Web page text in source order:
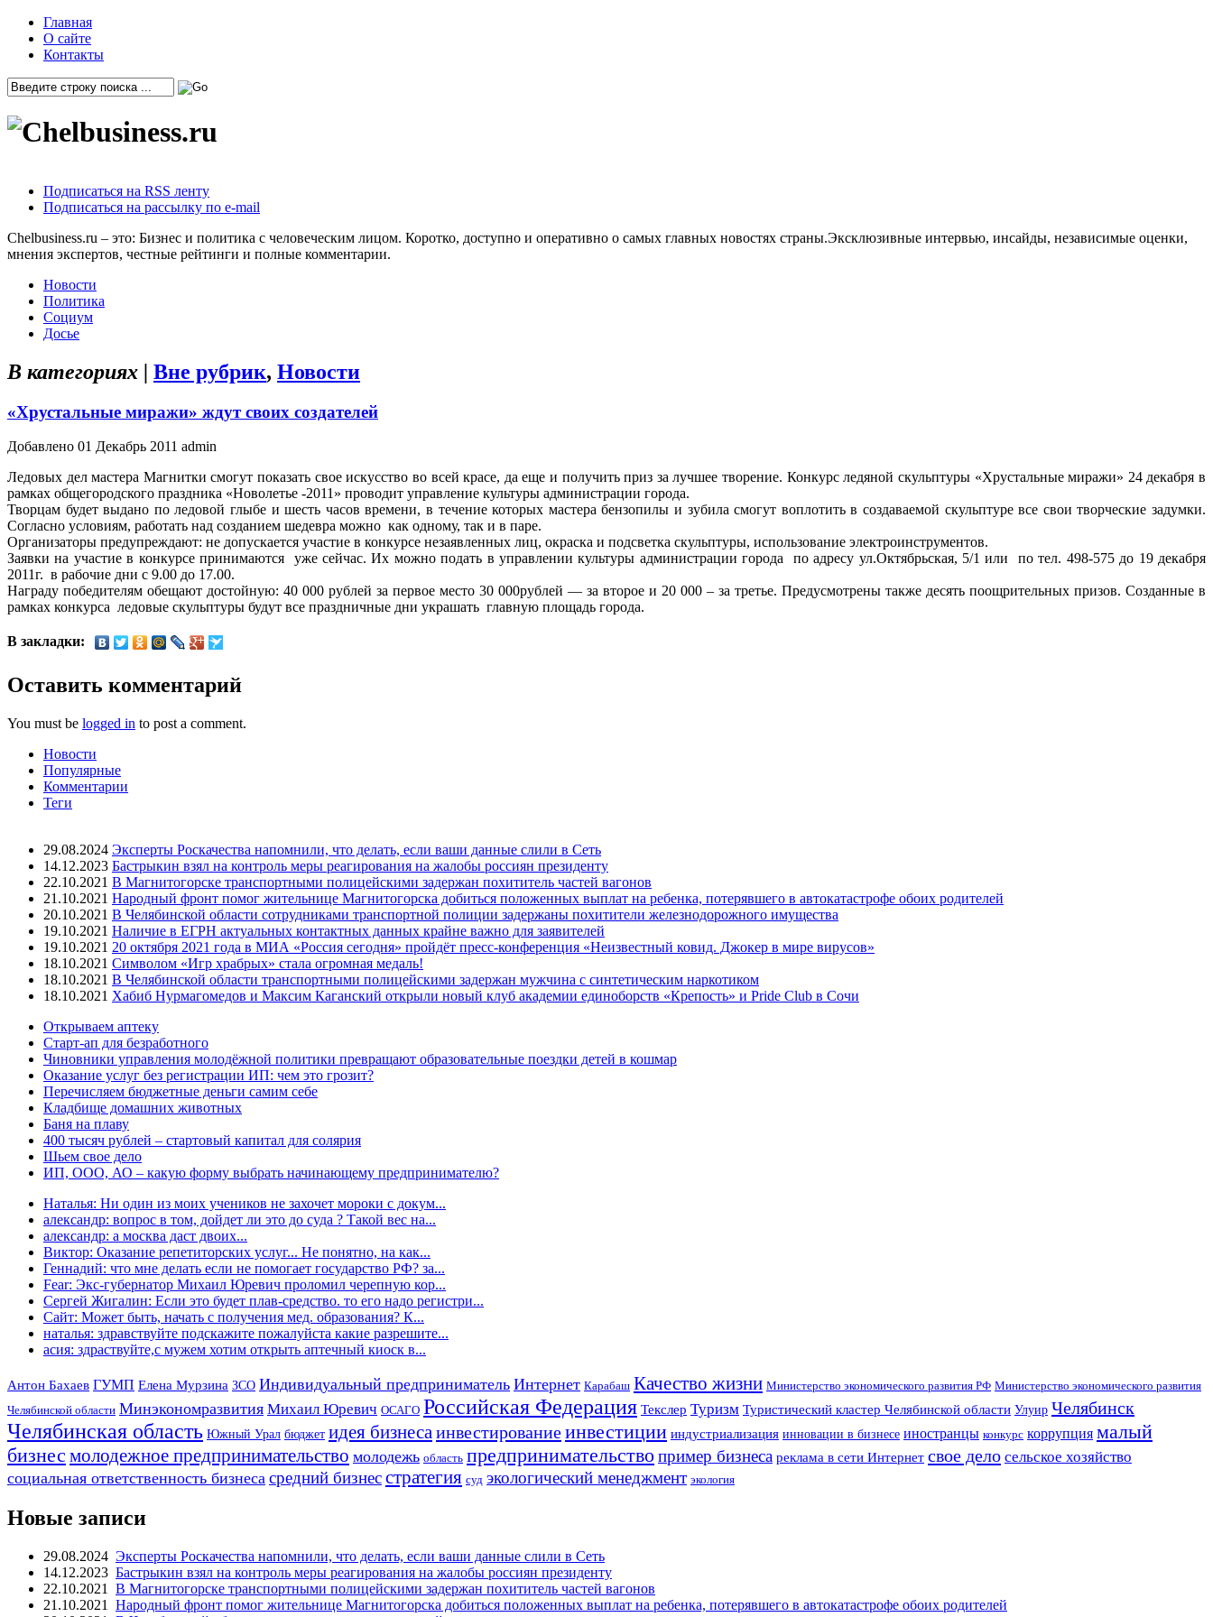
Главная
О сайте
Контакты
Подписаться на RSS ленту
Подписаться на рассылку по e-mail
Chelbusiness.ru – это: Бизнес и политика с человеческим лицом. Коротко, доступно и оперативно о самых главных новостях страны.Эксклюзивные интервью, инсайды, независимые оценки,
мнения экспертов, честные рейтинги и полные комментарии.
Новости
Политика
Социум
Досье
В категориях | Вне рубрик, Новости
«Хрустальные миражи» ждут своих создателей
Добавлено 01 Декабрь 2011 admin
Ледовых дел мастера Магнитки смогут показать свое искусство во всей красе, да еще и получить приз за лучшее творение. Конкурс ледяной скульптуры «Хрустальные миражи» 24 декабря в
рамках общегородского праздника «Новолетье -2011» проводит управление культуры администрации города.
Творцам будет выдано по ледовой глыбе и шесть часов времени, в течение которых мастера бензопилы и зубила смогут воплотить в создаваемой скульптуре все свои творческие задумки.
Согласно условиям, работать над созданием шедевра можно как одному, так и в паре.
Организаторы предупреждают: не допускается участие в конкурсе незаявленных лиц, окраска и подсветка скульптуры, использование электроинструментов.
Заявки на участие в конкурсе принимаются уже сейчас. Их можно подать в управлении культуры администрации города по адресу ул.Октябрьская, 5/1 или по тел. 498-575 до 19 декабря
2011г. в рабочие дни с 9.00 до 17.00.
Награду победителям обещают достойную: 40 000 рублей за первое место 30 000рублей — за второе и 20 000 – за третье. Предусмотрены также десять поощрительных призов. Созданные в
рамках конкурса ледовые скульптуры будут все праздничные дни украшать главную площадь города.
В закладки:
Оставить комментарий
You must be logged in to post a comment.
Новости
Популярные
Комментарии
Теги
29.08.2024 Эксперты Роскачества напомнили, что делать, если ваши данные слили в Сеть
14.12.2023 Бастрыкин взял на контроль меры реагирования на жалобы россиян президенту
22.10.2021 В Магнитогорске транспортными полицейскими задержан похититель частей вагонов
21.10.2021 Народный фронт помог жительнице Магнитогорска добиться положенных выплат на ребенка, потерявшего в автокатастрофе обоих родителей
20.10.2021 В Челябинской области сотрудниками транспортной полиции задержаны похитители железнодорожного имущества
19.10.2021 Наличие в ЕГРН актуальных контактных данных крайне важно для заявителей
19.10.2021 20 октября 2021 года в МИА «Россия сегодня» пройдёт пресс-конференция «Неизвестный ковид. Джокер в мире вирусов»
18.10.2021 Символом «Игр храбрых» стала огромная медаль!
18.10.2021 В Челябинской области транспортными полицейскими задержан мужчина с синтетическим наркотиком
18.10.2021 Хабиб Нурмагомедов и Максим Каганский открыли новый клуб академии единоборств «Крепость» и Pride Club в Сочи
Открываем аптеку
Старт-ап для безработного
Чиновники управления молодёжной политики превращают образовательные поездки детей в кошмар
Оказание услуг без регистрации ИП: чем это грозит?
Перечисляем бюджетные деньги самим себе
Кладбище домашних животных
Баня на плаву
400 тысяч рублей – стартовый капитал для солярия
Шьем свое дело
ИП, ООО, АО – какую форму выбрать начинающему предпринимателю?
Наталья: Ни один из моих учеников не захочет мороки с докум...
александр: вопрос в том, дойдет ли это до суда ? Такой вес на...
александр: а москва даст двоих...
Виктор: Оказание репетиторских услуг... Не понятно, на как...
Геннадий: что мне делать если не помогает государство РФ? за...
Fear: Экс-губернатор Михаил Юревич проломил черепную кор...
Сергей Жигалин: Если это будет плав-средство. то его надо регистри...
Сайт: Может быть, начать с получения мед. образования? К...
наталья: здравствуйте подскажите пожалуйста какие разрешите...
асия: здраствуйте,с мужем хотим открыть аптечный киоск в...
Антон Бахаев ГУМП Елена Мурзина ЗСО Индивидуальный предприниматель Интернет Карабаш Качество жизни Министерство экономического развития РФ Министерство экономического развития
Челябинской области Минэкономразвития Михаил Юревич ОСАГО Российская Федерация Текслер Туризм Туристический кластер Челябинской области Улуир Челябинск
Челябинская область Южный Урал бюджет идея бизнеса инвестированиеинвестиции индустриализация инновации в бизнесе иностранцы конкурс коррупция малый
бизнес молодежное предпринимательство молодежь область предпринимательствопример бизнеса реклама в сети Интернет свое дело сельское хозяйство
социальная ответственность бизнеса средний бизнесстратегия суд экологический менеджмент экология
Новые записи
29.08.2024 Эксперты Роскачества напомнили, что делать, если ваши данные слили в Сеть
14.12.2023 Бастрыкин взял на контроль меры реагирования на жалобы россиян президенту
22.10.2021
В Магнитогорске транспортными полицейскими задержан похититель частей вагонов
21.10.2021
Народный фронт помог жительнице Магнитогорска добиться положенных выплат на ребенка, потерявшего в автокатастрофе обоих родителей